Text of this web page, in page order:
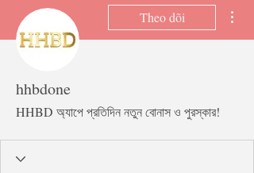
Theo dõi
hhbdone
HHBD অ্যাপে প্রতিদিন নতুন বোনাস ও পুরস্কার!